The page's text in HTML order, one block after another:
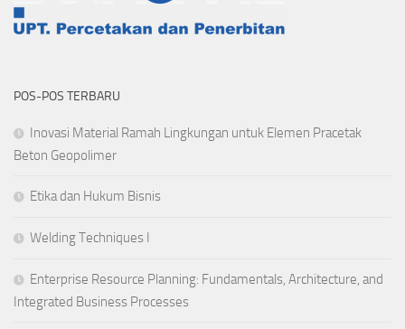
POS-POS TERBARU
Inovasi Material Ramah Lingkungan untuk Elemen Pracetak
Beton Geopolimer
Etika dan Hukum Bisnis
Welding Techniques I
Enterprise Resource Planning: Fundamentals, Architecture, and
Integrated Business Processes